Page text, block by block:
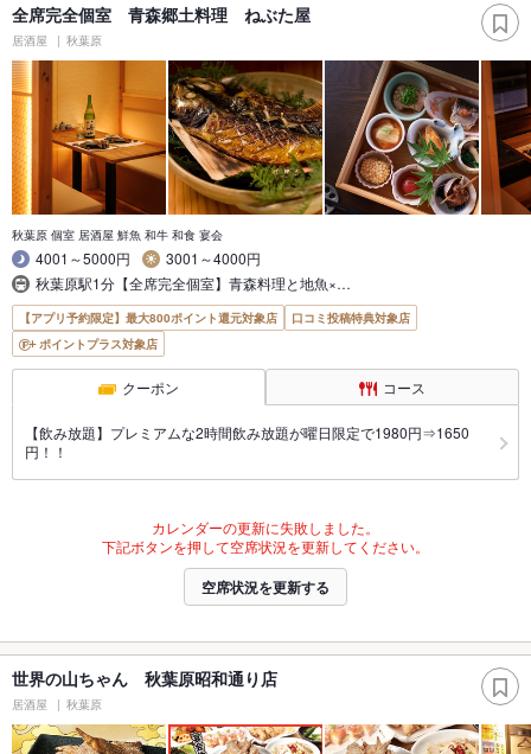
全席完全個室 青森郷土料理 ねぶた屋
居酒屋 秋葉原
秋葉原 個室 居酒屋 鮮魚 和牛 和食 宴会
4001～5000円
3001～4000円
秋葉原駅1分【全席完全個室】青森料理と地魚×…
【アプリ予約限定】最大800ポイント還元対象店
口コミ投稿特典対象店
ポイントプラス対象店
クーポン コース
【飲み放題】プレミアムな2時間飲み放題が曜日限定で1980円⇒1650
円！！
カレンダーの更新に失敗しました。
下記ボタンを押して空席状況を更新してください。
空席状況を更新する
世界の山ちゃん 秋葉原昭和通り店
居酒屋 秋葉原